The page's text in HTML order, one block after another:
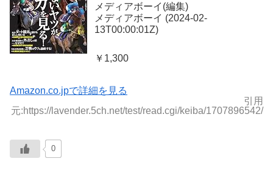
メディアボーイ(編集)
メディアボーイ (2024-02-
13T00:00:01Z)
￥1,300
Amazon.co.jpで詳細を見る
引用
元:https://lavender.5ch.net/test/read.cgi/keiba/1707896542/
0